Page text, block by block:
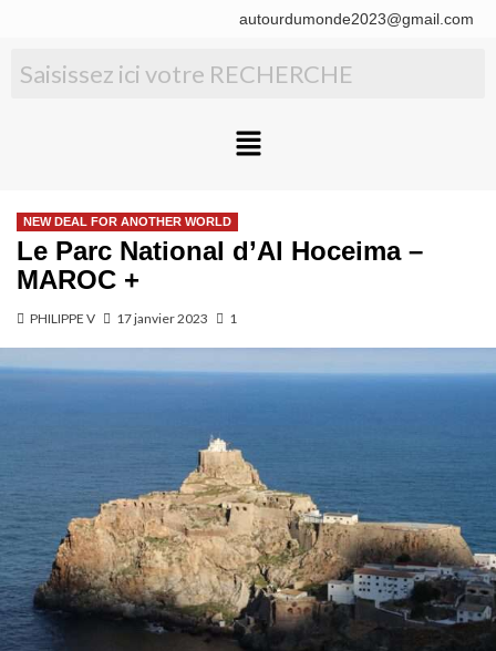
autourdumonde2023@gmail.com
NEW DEAL FOR ANOTHER WORLD
Le Parc National d’Al Hoceima –
MAROC +
PHILIPPE V 17 janvier 2023 1